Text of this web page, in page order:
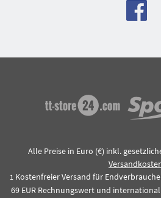
Alle Preise in Euro (€) inkl.
1 Kostenfreier Versand für
69 EUR Rechnungswert und